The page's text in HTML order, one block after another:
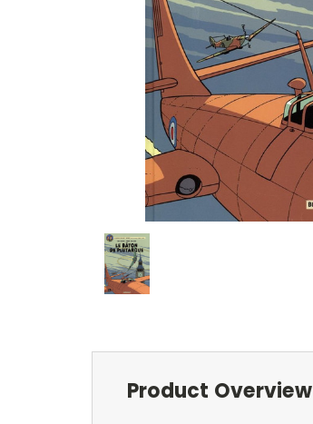
Product Overview